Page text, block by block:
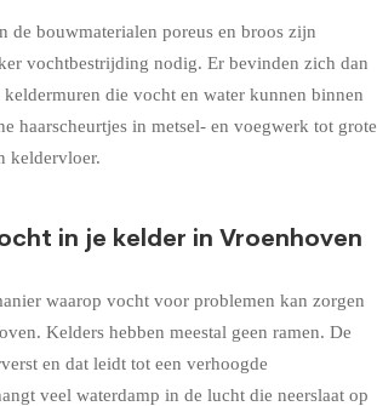
de bouwmaterialen poreus en broos zijn
vochtbestrijding nodig. Er bevinden zich dan
die vocht en water kunnen binnen
haarscheurtjes in metsel- en voegwerk tot grote
keldervloer.
in je kelder in Vroenhoven
waarop vocht voor problemen kan zorgen
Kelders hebben meestal geen ramen. De
en dat leidt tot een verhoogde
veel waterdamp in de lucht die neerslaat op